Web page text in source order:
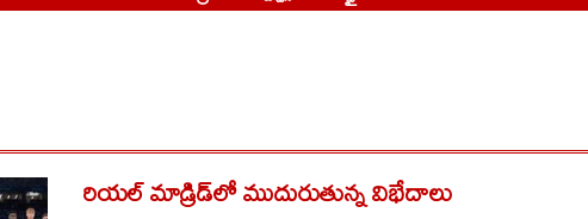
రియల్ మాడ్రిడ్‌లో ముదురుతున్న విభేదాలు